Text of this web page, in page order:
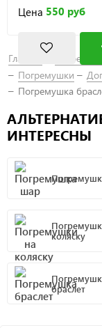
Цена 550 руб
Главная
Погремушки
Погремушка
ИНТЕРЕСНЫ
коляску
браслет